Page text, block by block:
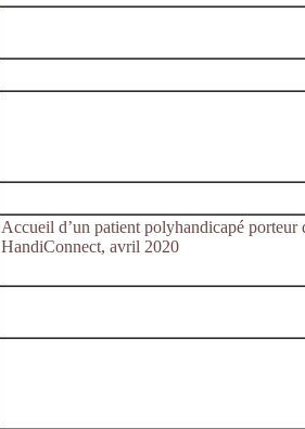
Accueil d’un patient polyhandicapé
HandiConnect, avril 2020